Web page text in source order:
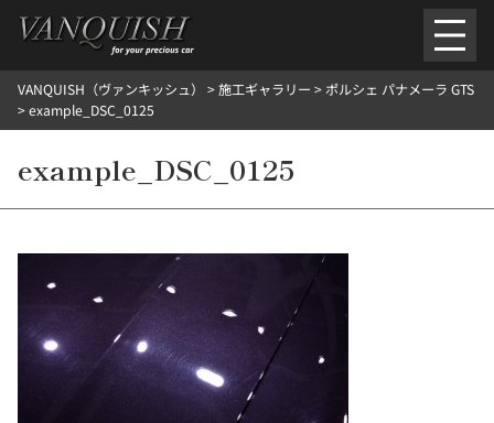
を
ごあいさつ 会社案内施工環境紹介所在地
ご提供メニュー
外装のガラスコーティング施工料金
ホイールコーティング施工料金
ヘッドライトクリーニング施工料金ルームクリーニング＆コーティング施工料金
樹脂・メッシュパーツコーティング施工料金
NOSTALGIC
お客さまの声お問い合わせ
施工のご予約
VANQUISH（ヴァンキッシュ） >施工ギャラリー > ポルシェ パナメーラ GTS
>example_DSC_0125
example_DSC_0125